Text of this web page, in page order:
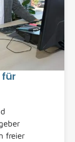
für
freier